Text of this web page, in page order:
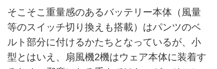
そこそこ重量感のあるバッテリー本体（風量
等のスイッチ切り換えも搭載）はパンツのベ
ルト部分に付けるかたちとなっているが、小
型とはいえ、扇風機2機はウェア本体に装着す